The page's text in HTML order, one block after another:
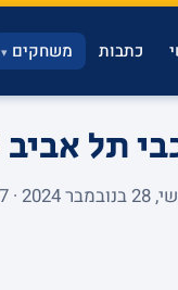
כתבות משחקים▾
תל אביב